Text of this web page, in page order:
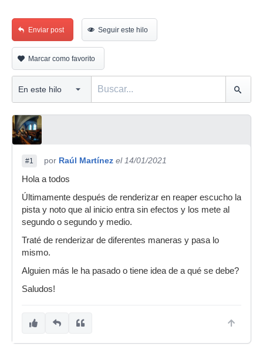
Enviar post Seguir este hilo
Marcar como favorito
#1 por Raúl Martínez el 14/01/2021
Hola a todos
Últimamente después de renderizar en reaper escucho la
pista y noto que al inicio entra sin efectos y los mete al
segundo o segundo y medio.
Traté de renderizar de diferentes maneras y pasa lo
mismo.
Alguien más le ha pasado o tiene idea de a qué se debe?
Saludos!